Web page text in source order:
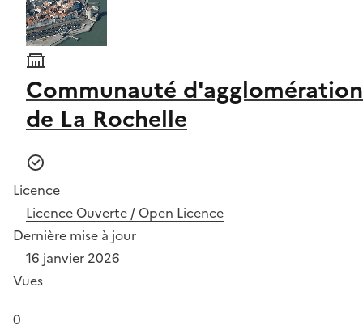
Communauté d'agglomération
de La Rochelle
Licence
Licence Ouverte / Open Licence
Dernière mise à jour
16 janvier 2026
Vues
0